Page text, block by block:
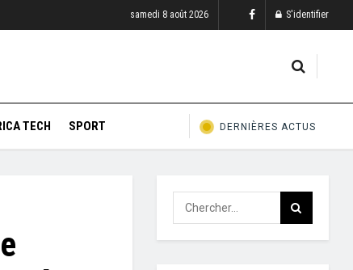
samedi 8 août 2026 S'identifier
TECH SPORT DERNIÈRES ACTUS